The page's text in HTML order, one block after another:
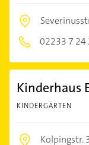
02233 7 24
Kinderhaus
KINDERGÄRTEN
Kolpingstr.